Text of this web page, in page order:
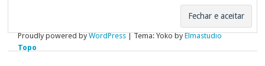
Proudly powered byWordPress|Tema: Yoko byElmastudio
Topo